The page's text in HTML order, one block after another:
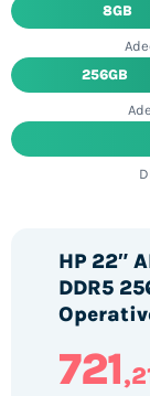
8GB
256GB
HP 22″
DDR5
721